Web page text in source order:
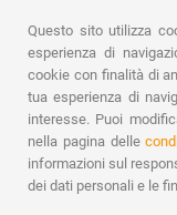
Passeggio
Igiene
Mamma e
Kit baby set
Questo sito utilizza
esperienza di
cookie con finalità di
tua esperienza di
interesse. Puoi
nella pagina delle
informazioni sul
dei dati personali e le